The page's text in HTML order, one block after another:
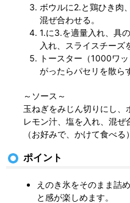
ボウルに2.と鶏ひき肉
混ぜ合わせる。
1.に3.を適量入れ、具
入れ、スライスチーズ
トースター（1000ワ
がったらパセリを散ら
～ソース～
玉ねぎをみじん切りにし、
レモン汁、塩を入れ、混ぜ
（お好みで、かけて食べる）
ポイント
えのき氷をそのまま詰
と感が楽しめます。